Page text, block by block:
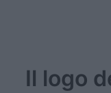
Il logo